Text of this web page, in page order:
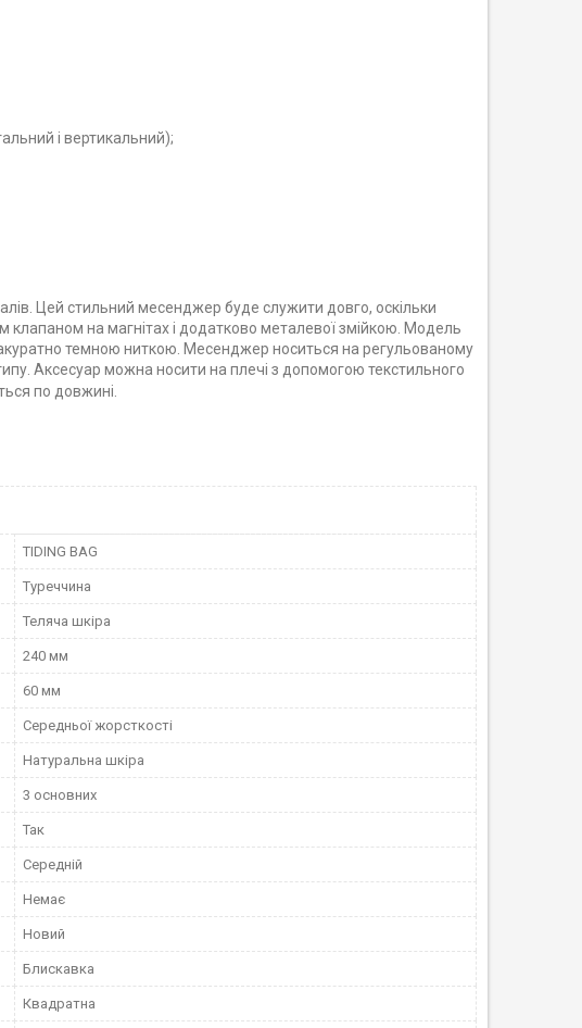
і вертикальний);
Цей стильний месенджер буде служити довго, оскільки
на магнітах і додатково металевої змійкою. Модель
темною ниткою. Месенджер носиться на регульованому
Аксесуар можна носити на плечі з допомогою текстильного
по довжині.
TIDING BAG
Туреччина
Теляча шкіра
240 мм
60 мм
Середньої жорсткості
Натуральна шкіра
3 основних
Так
Середній
Немає
Новий
Блискавка
Квадратна